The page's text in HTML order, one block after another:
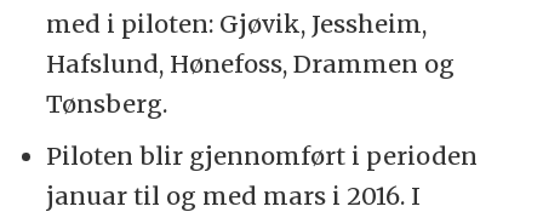
med i piloten: Gjøvik, Jessheim,
Hafslund, Hønefoss, Drammen og
Tønsberg.
Piloten blir gjennomført i perioden
januar til og med mars i 2016. I